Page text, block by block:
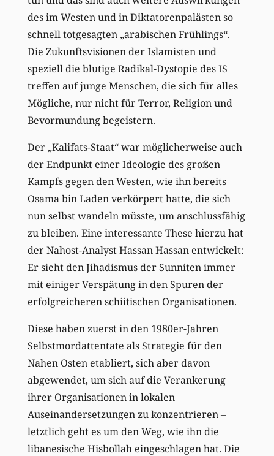
des im Westen und in Diktatorenpalästen so
schnell totgesagten „arabischen Frühlings“.
Die Zukunftsvisionen der Islamisten und
speziell die blutige Radikal-Dystopie des IS
treffen auf junge Menschen, die sich für alles
Mögliche, nur nicht für Terror, Religion und
Bevormundung begeistern.
Der „Kalifats-Staat“ war möglicherweise auch
der Endpunkt einer Ideologie des großen
Kampfs gegen den Westen, wie ihn bereits
Osama bin Laden verkörpert hatte, die sich
nun selbst wandeln müsste, um anschlussfähig
zu bleiben. Eine interessante These hierzu hat
der Nahost-Analyst Hassan Hassan entwickelt:
Er sieht den Jihadismus der Sunniten immer
mit einiger Verspätung in den Spuren der
erfolgreicheren schiitischen Organisationen.
Diese haben zuerst in den 1980er-Jahren
Selbstmordattentate als Strategie für den
Nahen Osten etabliert, sich aber davon
abgewendet, um sich auf die Verankerung
ihrer Organisationen in lokalen
Auseinandersetzungen zu konzentrieren –
letztlich geht es um den Weg, wie ihn die
libanesische Hisbollah eingeschlagen hat. Die